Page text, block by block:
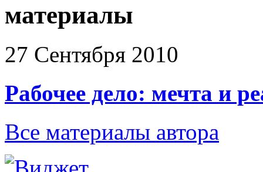
материалы
27 Сентября 2010
Рабочее дело: мечта и
Все материалы автора